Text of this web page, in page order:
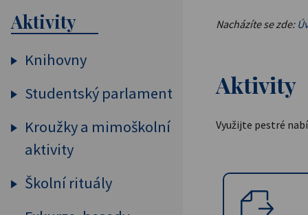
Nacházíte se zde:
Aktivity
Využijte pestré
Aktivity
Knihovny
Žákovská knihovna
Cizí jazyky
Studentský parlament
O nás
Školní pohár
Zápisy ze zasedání SPGT
Kroužky a mimoškolní
aktivity
Knihovnický kroužek
Kroužek výpočetní
Školní rituály